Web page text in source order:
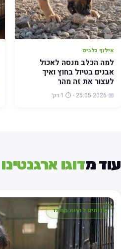
אילוף כלבים
למה הכלב מנסה לאכול
אבנים בטיול בחוץ ואיך
לעצור את זה מהר
📅 25.05.2026 · ⏱️ 1 דק׳
מדוגו ארגנטינו
שרותים לחיות מחמד